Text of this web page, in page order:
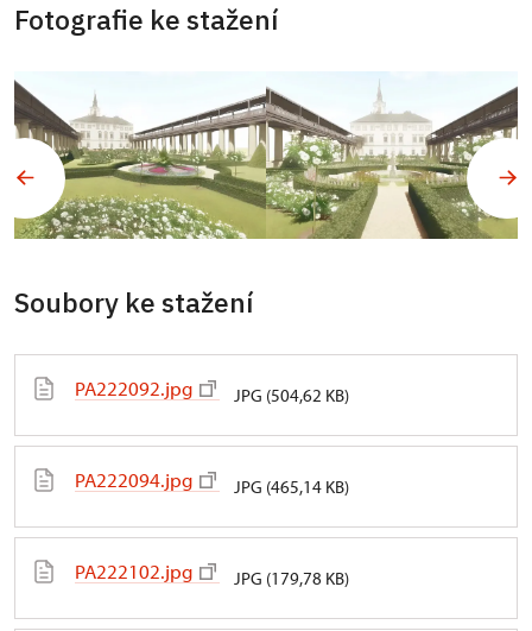
Fotografie ke stažení
Soubory ke stažení
PA222092.jpg JPG (504,62 KB)
PA222094.jpg JPG (465,14 KB)
PA222102.jpg JPG (179,78 KB)